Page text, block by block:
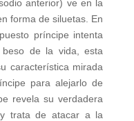
anterior) ve en la
forma de siluetas. En
príncipe intenta
de la vida, esta
característica mirada
para alejarlo de
revela su verdadera
trata de atacar a la